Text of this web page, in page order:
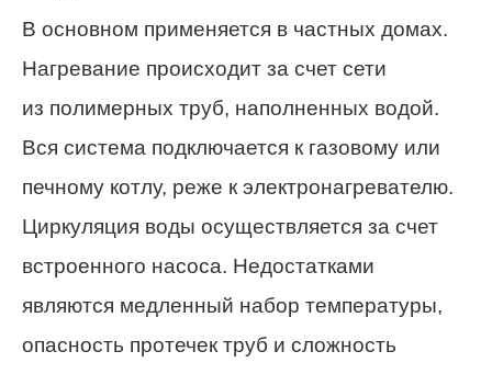
В основном применяется в частных домах.
Нагревание происходит за счет сети
из полимерных труб, наполненных водой.
Вся система подключается к газовому или
печному котлу, реже к электронагревателю.
Циркуляция воды осуществляется за счет
встроенного насоса. Недостатками
являются медленный набор температуры,
опасность протечек труб и сложность